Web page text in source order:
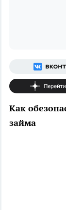
Как
займа